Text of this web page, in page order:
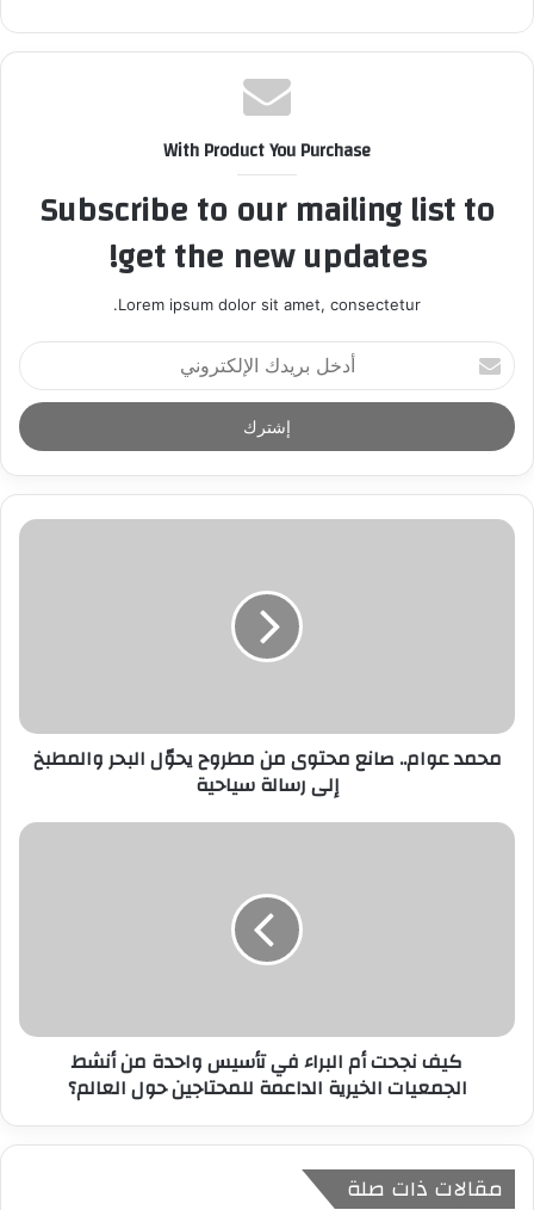
With Product You Purchase
Subscribe to our mailing list to
get the new updates!
Lorem ipsum dolor sit amet, consectetur.
أ
د
خ
ل
ر
د
ر
محمد عوام.. صانع محتوى من مطروح يحوّل البحر والمطبخ
إلى رسالة سياحية
كيف نجحت أم البراء في تأسيس واحدة من أنشط
الجمعيات الخيرية الداعمة للمحتاجين حول العالم؟
مقالات ذات صلة